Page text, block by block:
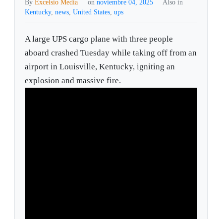
ByExcelsio Media on noviembre 04, 2025
Also in
Kentucky,news,United States,ups
A large UPS cargo plane with three people
aboard crashed Tuesday while taking off from an
airport in Louisville, Kentucky, igniting an
explosion and massive fire.